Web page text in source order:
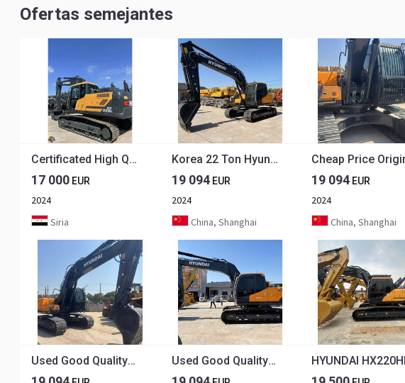
Ofertas semejantes
Certificated High Quality Hyundai 220LC Excavator 220lc-9s HX220L 220HD 22 Tons Excavator for Sale
17 000 EUR
2024
Siria
Korea 22 Ton Hyundai 220 Excavator R220LC-9s Used Hyundai Excavator 220 Used Hyundai 220-9 225LC Machine for Construction
19 094EUR
2024
China, Shanghai
19 094 EUR
2024
China, Shanghai
Used Good Quality Excavator Korea Hyundai 225LC-9T 225Lc-7 220LC-9S 150Lc-7 Good Quality for Sale at Low Price Used Good Quality Excavator Korea Hyundai 225LC-9T 225Lc-7 220LC-9S 150Lc-7 Good Quality for Sale at Low Price HYUNDAI